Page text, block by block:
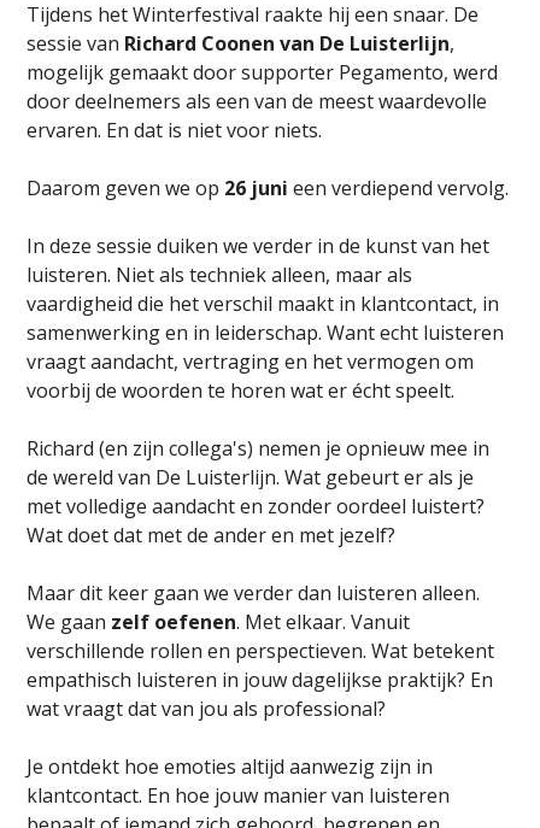
Tijdens het Winterfestival raakte hij een snaar. De
sessie van Richard Coonen van De Luisterlijn,
mogelijk gemaakt door supporter Pegamento, werd
door deelnemers als een van de meest waardevolle
ervaren. En dat is niet voor niets.
Daarom geven we op 26 juni een verdiepend vervolg.
In deze sessie duiken we verder in de kunst van het
luisteren. Niet als techniek alleen, maar als
vaardigheid die het verschil maakt in klantcontact, in
samenwerking en in leiderschap. Want echt luisteren
vraagt aandacht, vertraging en het vermogen om
voorbij de woorden te horen wat er écht speelt.
Richard (en zijn collega's) nemen je opnieuw mee in
de wereld van De Luisterlijn. Wat gebeurt er als je
met volledige aandacht en zonder oordeel luistert?
Wat doet dat met de ander en met jezelf?
Maar dit keer gaan we verder dan luisteren alleen.
We gaan zelf oefenen. Met elkaar. Vanuit
verschillende rollen en perspectieven. Wat betekent
empathisch luisteren in jouw dagelijkse praktijk? En
wat vraagt dat van jou als professional?
Je ontdekt hoe emoties altijd aanwezig zijn in
klantcontact. En hoe jouw manier van luisteren